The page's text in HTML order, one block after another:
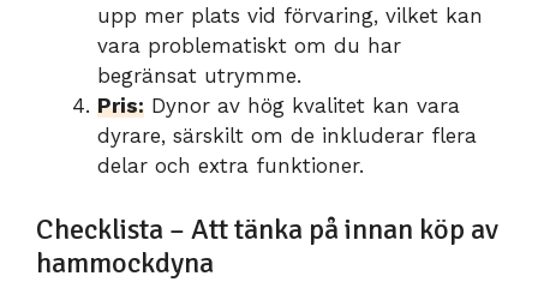
upp mer plats vid förvaring, vilket kan
vara problematiskt om du har
begränsat utrymme.
Pris: Dynor av hög kvalitet kan vara
dyrare, särskilt om de inkluderar flera
delar och extra funktioner.
Checklista – Att tänka på innan köp av
hammockdyna